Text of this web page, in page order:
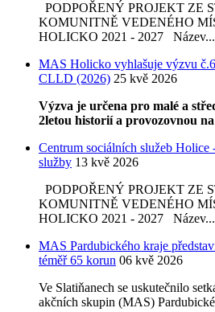
PODPOŘENÝ PROJEKT ZE
KOMUNITNĚ VEDENÉHO
HOLICKO 2021 - 2027 Název...
MAS Holicko vyhlašuje výzvu
CLLD (2026) 25 kvě 2026
Výzva je určena pro malé a
2letou historií a provozovnou
Centrum sociálních služeb Holice
služby 13 kvě 2026
PODPOŘENÝ PROJEKT ZE
KOMUNITNĚ VEDENÉHO
HOLICKO 2021 - 2027 Název...
MAS Pardubického kraje
téměř 65 korun 06 kvě 2026
Ve Slatiňanech se uskutečnilo
akčních skupin (MAS)